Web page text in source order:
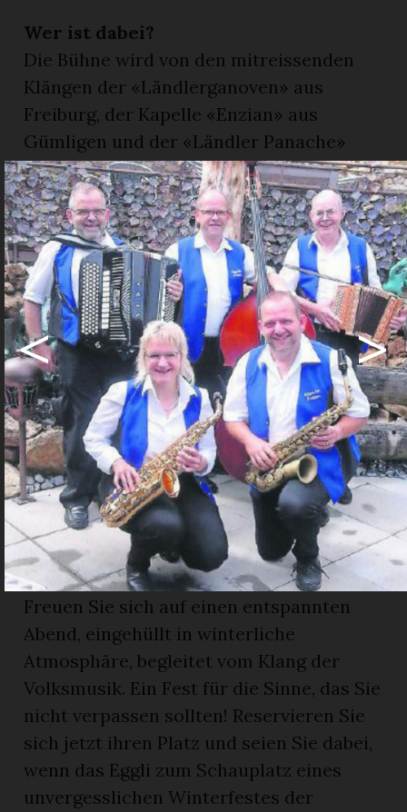
Wer ist dabei?
Die Bühne wird von den mitreissenden
Klängen der «Ländlerganoven» aus
Freiburg, der Kapelle «Enzian» aus
Gümligen und der «Ländler Panache»
erfüllt. Drei Formationen, eine Bühne –
für einen Abend voller traditioneller
Musik, die Herz und Seele berührt.
Was erwartet Sie im Pauschalpreis von 85
Franken? Der Preis beinhaltet nicht nur
musikalische Höhepunkte, sondern auch
die Berg- und Talfahrt, einen herzlichen
Willkommensgruss mit Glühwein sowie
ein stimmungsvolles Lagerfeuer auf der
Terrasse zwischen 17.30 und 18.30 Uhr.
Das Highlight des Abends ist nebst der
Musik zweifelsohne das Fondue Chinoise
mit köstlichen Vor- und Nachspeisen –
ein wahres Fest für Gaumen und Gemüt.
Gemütlichkeit garantiert
Freuen Sie sich auf einen entspannten
Abend, eingehüllt in winterliche
Atmosphäre, begleitet vom Klang der
Volksmusik. Ein Fest für die Sinne, das Sie
nicht verpassen sollten! Reservieren Sie
sich jetzt ihren Platz und seien Sie dabei,
wenn das Eggli zum Schauplatz eines
unvergesslichen Winterfestes der
< >